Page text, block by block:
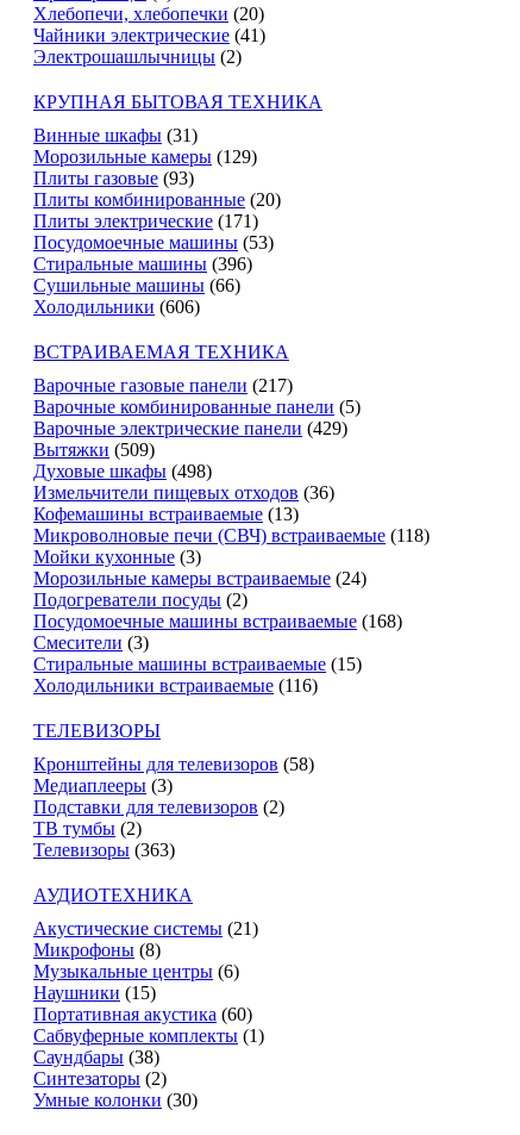
Хлебопечи, хлебопечки (20)
Чайники электрические (41)
Электрошашлычницы (2)
КРУПНАЯ БЫТОВАЯ ТЕХНИКА
Винные шкафы (31)
Морозильные камеры (129)
Плиты газовые (93)
Плиты комбинированные (20)
Плиты электрические (171)
Посудомоечные машины (53)
Стиральные машины (396)
Сушильные машины (66)
Холодильники (606)
ВСТРАИВАЕМАЯ ТЕХНИКА
Варочные газовые панели (217)
Варочные комбинированные панели (5)
Варочные электрические панели (429)
Вытяжки (509)
Духовые шкафы (498)
Измельчители пищевых отходов (36)
Кофемашины встраиваемые (13)
Микроволновые печи (СВЧ) встраиваемые (118)
Мойки кухонные (3)
Морозильные камеры встраиваемые (24)
Подогреватели посуды (2)
Посудомоечные машины встраиваемые (168)
Смесители (3)
Стиральные машины встраиваемые (15)
Холодильники встраиваемые (116)
ТЕЛЕВИЗОРЫ
Кронштейны для телевизоров (58)
Медиаплееры (3)
Подставки для телевизоров (2)
ТВ тумбы (2)
Телевизоры (363)
АУДИОТЕХНИКА
Акустические системы (21)
Микрофоны (8)
Музыкальные центры (6)
Наушники (15)
Портативная акустика (60)
Сабвуферные комплекты (1)
Саундбары (38)
Синтезаторы (2)
Умные колонки (30)